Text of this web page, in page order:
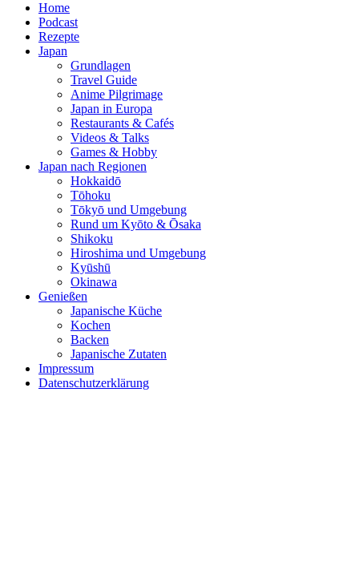
Home
Podcast
Rezepte
Japan
Grundlagen
Travel Guide
Anime Pilgrimage
Japan in Europa
Restaurants & Cafés
Videos & Talks
Games & Hobby
Japan nach Regionen
Hokkaidō
Tōhoku
Tōkyō und Umgebung
Rund um Kyōto & Ōsaka
Shikoku
Hiroshima und Umgebung
Kyūshū
Okinawa
Genießen
Japanische Küche
Kochen
Backen
Japanische Zutaten
Impressum
Datenschutzerklärung